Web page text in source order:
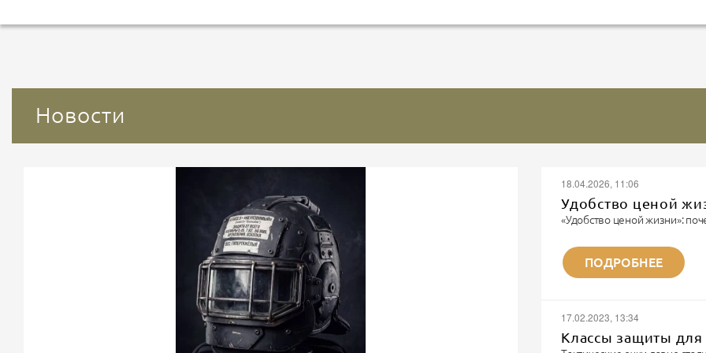
Новости
18.04.2026, 11:06
Удобство ценой
«Удобство ценой жизни»:
Записки военного
«Я видел многое. Но каждый
не забывается. Потому что
ПОДРОБНЕЕ
17.02.2023, 13:34
Классы защиты для